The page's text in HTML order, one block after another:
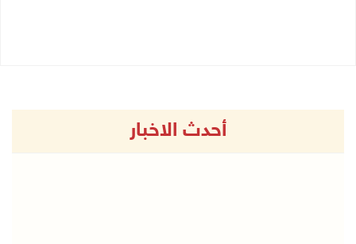
أحدث الاخبار